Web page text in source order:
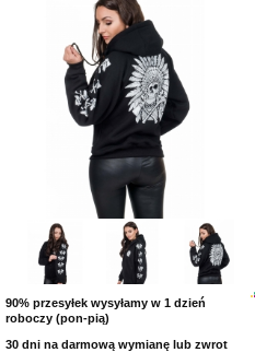
OPINIE KLIENTÓW
90% przesyłek wysyłamy w 1 dzień
roboczy (pon-pią)
30 dni na darmową wymianę lub zwrot